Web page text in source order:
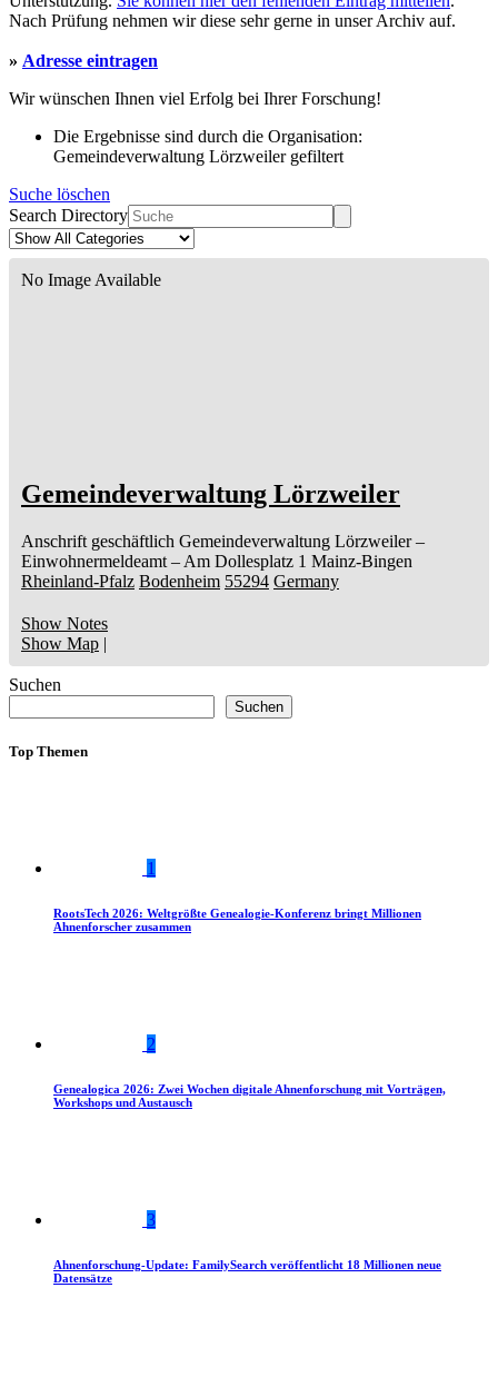
Nach Prüfung nehmen wir diese sehr gerne in unser Archiv auf.
» Adresse eintragen
Wir wünschen Ihnen viel Erfolg bei Ihrer Forschung!
Die Ergebnisse sind durch die Organisation:
Gemeindeverwaltung Lörzweiler gefiltert
Suche löschen
Search Directory
No Image Available
Gemeindeverwaltung Lörzweiler
Anschrift geschäftlich Gemeindeverwaltung Lörzweiler –
Einwohnermeldeamt – Am Dollesplatz 1 Mainz-Bingen
Rheinland-Pfalz Bodenheim 55294 Germany
Show Notes
Show Map |
Suchen
Suchen
Top Themen
1
RootsTech 2026: Weltgrößte Genealogie-Konferenz bringt Millionen
Ahnenforscher zusammen
2
Genealogica 2026: Zwei Wochen digitale Ahnenforschung mit Vorträgen,
Workshops und Austausch
3
Ahnenforschung-Update: FamilySearch veröffentlicht 18 Millionen neue
Datensätze